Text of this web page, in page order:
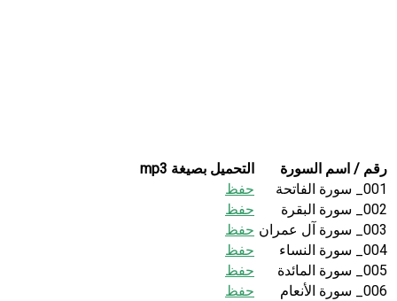
رقم / اسم السورة
التحميل بصيغة mp3
001_ سورة الفاتحة
حفظ
002_ سورة البقرة
حفظ
003_ سورة آل عمران
حفظ
004_ سورة النساء
حفظ
005_ سورة المائدة
حفظ
006_ سورة الأنعام
حفظ